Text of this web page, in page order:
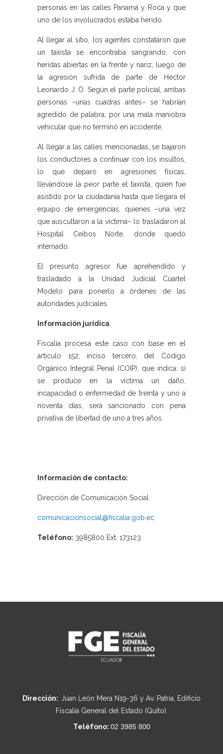
personas en las calles Panamá y Roca y que
uno de los involucrados estaba herido.
Al llegar al sitio, los agentes constataron que
un taxista se encontraba sangrando, con
heridas abiertas en la frente y nariz, luego de
la agresión sufrida de parte de Héctor
Leonardo J. O. Según el parte policial, ambas
personas –unas cuadras antes– se habrían
agredido de palabra, por una mala maniobra
vehicular que no terminó en accidente.
Al llegar a las calles mencionadas, se bajaron
los conductores a continuar con los insultos,
lo que deparó en agresiones físicas,
llevándose la peor parte el taxista, quien fue
asistido por la ciudadanía hasta que llegara el
equipo de emergencias, quienes –una vez
que auscultaron a la víctima– lo trasladaron al
Hospital Ceibos Norte, donde quedó
internado.
El presunto agresor fue aprehendido y
trasladado a la Unidad Judicial Cuartel
Modelo para ponerlo a órdenes de las
autoridades judiciales.
Información jurídica
Fiscalía procesa este caso con base en el
artículo 152, inciso tercero, del Código
Orgánico Integral Penal (COIP), que indica: si
se produce en la víctima un daño,
incapacidad o enfermedad de treinta y uno a
noventa días, será sancionado con pena
privativa de libertad de uno a tres años.
Información de contacto:
Dirección de Comunicación Social
comunicacionsocial@fiscalia.gob.ec
Teléfono: 3985800 Ext. 173123
Dirección: Juan León Mera N19-36 y Av. Patria, Edificio
Fiscalía General del Estado (Quito).
Teléfono: 02 3985 800